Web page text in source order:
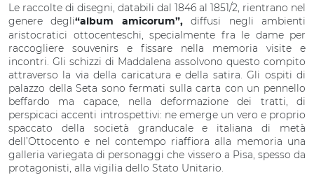
Le raccolte di disegni, databili dal 1846 al 1851/2, rientrano nel
genere degli“album amicorum”,diffusi negli ambienti
aristocratici ottocenteschi, specialmente fra le dame per
raccogliere souvenirs e fissare nella memoria visite e
incontri. Gli schizzi di Maddalena assolvono questo compito
attraverso la via della caricatura e della satira. Gli ospiti di
palazzo della Seta sono fermati sulla carta con un pennello
beffardo ma capace, nella deformazione dei tratti, di
perspicaci accenti introspettivi: ne emerge un vero e proprio
spaccato della società granducale e italiana di metà
dell’Ottocento e nel contempo riaffiora alla memoria una
galleria variegata di personaggi che vissero a Pisa, spesso da
protagonisti, alla vigilia dello Stato Unitario.